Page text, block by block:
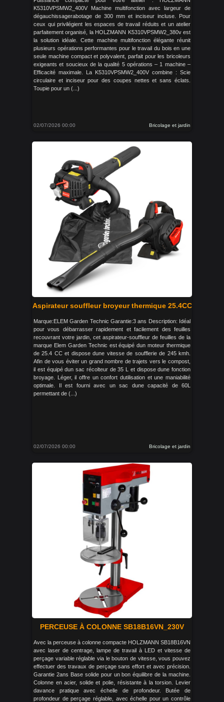
K5310VPSMW2_400V Machine multifonction avec largeur de
dégauchissagerabotage de 300 mm et inciseur incluse. Pour
ceux qui privilégient les espaces de travail réduits et un atelier
parfaitement organisé, la HOLZMANN K5310VPSMW2_380v est
la solution idéale. Cette machine multifonction élégante réunit
plusieurs opérations performantes pour le travail du bois en une
seule machine compact et polyvalent, parfait pour les bricoleurs
exigeants et soucieux de la qualité 5 opérations – 1 machine –
Efficacité maximale. La K5310VPSMW2_400V combine : Scie
circulaire et inciseur pour des coupes nettes et sans éclats.
Toupie pour un (...)
02/07/2026 00:00 Bricolage et jardin
Aspirateur souffleur broyeur thermique 25.4CC
Marque:ELEM Garden Technic Garantie:3 ans Description: Idéal
pour vous débarrasser rapidement et facilement des feuilles
recouvrant votre jardin, cet aspirateur-souffleur de feuilles de la
marque Elem Garden Technic est équipé dun moteur thermique
de 25.4 CC et dispose dune vitesse de soufflerie de 245 kmh.
Afin de vous éviter un grand nombre de trajets vers le compost,
il est équipé dun sac récolteur de 35 L et dispose dune fonction
broyage. Léger, il offre un confort dutilisation et une maniabilité
optimale. Il est fourni avec un sac dune capacité de 60L
permettant de (...)
02/07/2026 00:00 Bricolage et jardin
PERCEUSE À COLONNE SB18B16VN_230V
Avec la perceuse à colonne compacte HOLZMANN SB18B16VN
avec laser de centrage, lampe de travail à LED et vitesse de
perçage variable réglable via le bouton de vitesse, vous pouvez
effectuer des travaux de perçage sans effort et avec précision.
Garantie 2ans Base solide pour un bon équilibre de la machine.
Colonne en acier, solide et polie, résistante à la torsion. Levier
davance pratique avec échelle de profondeur. Butée de
profondeur de perçage réglable, avec échelle pour un contrôle